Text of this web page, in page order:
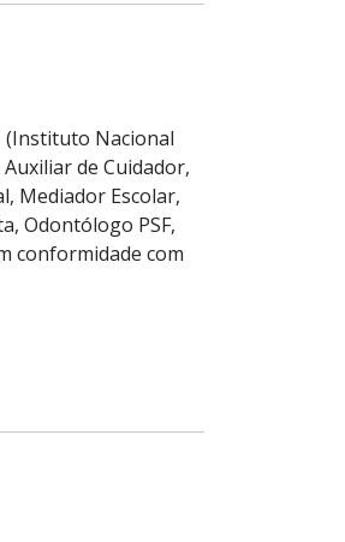
(Instituto Nacional
de Cuidador,
Mediador Escolar,
Odontólogo PSF,
conformidade com